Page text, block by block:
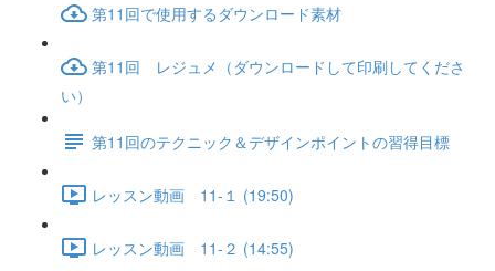
第11回で使用するダウンロード素材
第11回 レジュメ（ダウンロードして印刷してくださ
い）
第11回のテクニック＆デザインポイントの習得目標
レッスン動画 11-１ (19:50)
レッスン動画 11-２ (14:55)